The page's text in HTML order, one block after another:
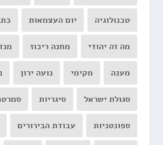
טכנולוגיה יום העצמאות
מה זה יהודי מחנה ריכוז
מענה מקימי נועה ירון
סגולת ישראל סיגריות
ספונטניות עבודת הבירורים